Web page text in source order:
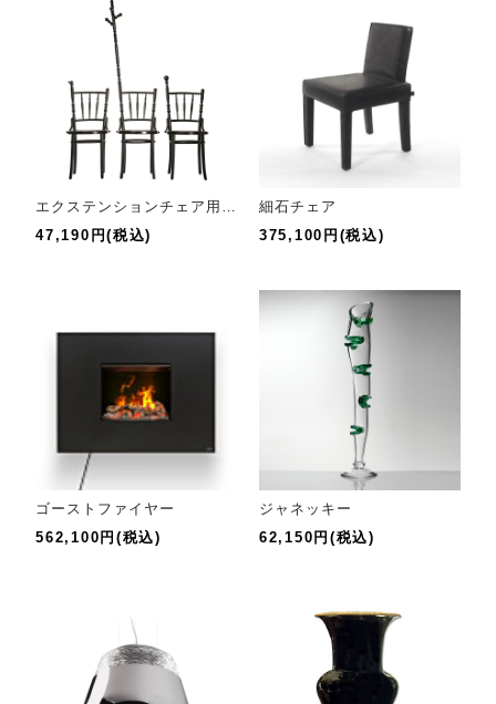
47,190円(税込)
細石チェア
375,100円(税込)
ゴーストファイヤー
562,100円(税込)
ジャネッキー
62,150円(税込)